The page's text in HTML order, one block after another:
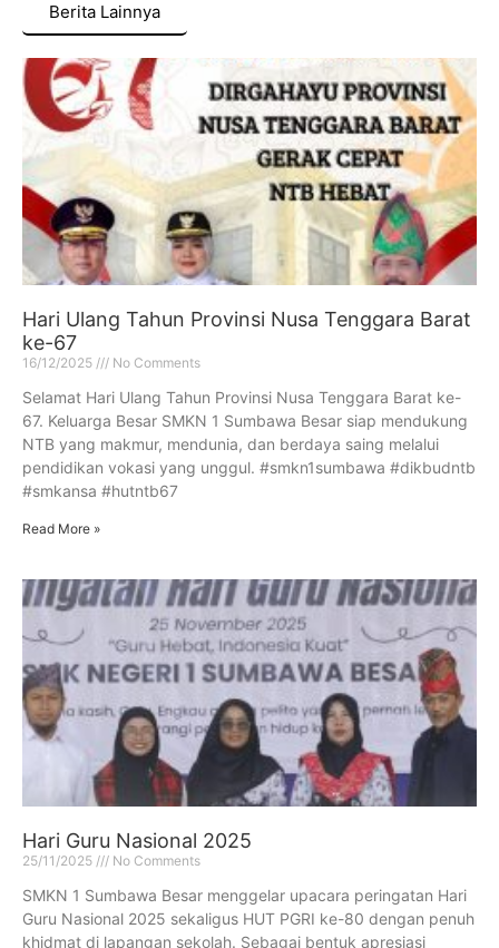
Berita Lainnya
Hari Ulang Tahun Provinsi Nusa Tenggara Barat
ke-67
16/12/2025 No Comments
Selamat Hari Ulang Tahun Provinsi Nusa Tenggara Barat ke-
67. Keluarga Besar SMKN 1 Sumbawa Besar siap mendukung
NTB yang makmur, mendunia, dan berdaya saing melalui
pendidikan vokasi yang unggul. #smkn1sumbawa #dikbudntb
#smkansa #hutntb67
Read More »
Hari Guru Nasional 2025
25/11/2025 No Comments
SMKN 1 Sumbawa Besar menggelar upacara peringatan Hari
Guru Nasional 2025 sekaligus HUT PGRI ke-80 dengan penuh
khidmat di lapangan sekolah. Sebagai bentuk apresiasi